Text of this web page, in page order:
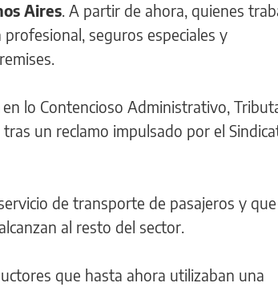
Aires. A partir de ahora, quienes
seguros especiales y
lo Contencioso Administrativo,
un reclamo impulsado por el
de transporte de pasajeros y
al resto del sector.
que hasta ahora utilizaban una